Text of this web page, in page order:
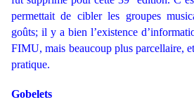
permettait de cibler les groupes
goûts; il y a bien l’existence
FIMU, mais beaucoup plus parcellaire,
pratique.
Gobelets